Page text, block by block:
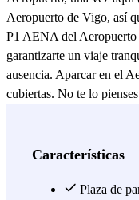
Aeropuerto de Vigo, así
P1 AENA del Aeropuerto
garantizarte un viaje
ausencia. Aparcar en el
cubiertas. No te lo
Características
Plaza de